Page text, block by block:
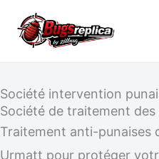
Société intervention
Société de traitement
Traitement anti-punaises
Urmatt pour protéger